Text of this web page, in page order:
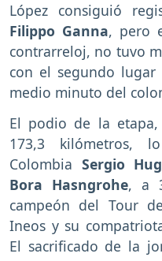
López consiguió
Filippo Ganna, pero
contrarreloj, no tuvo
con el segundo
medio minuto del
El podio de la
173,3 kilómetros,
Colombia Sergio
Bora Hasngrohe, a
campeón del Tour
Ineos y su
El sacrificado de la